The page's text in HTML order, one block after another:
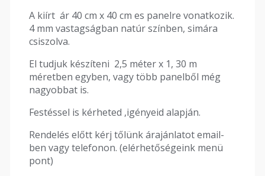
A kiírt ár 40 cm x 40 cm es panelre vonatkozik.
4 mm vastagságban natúr színben, simára
csiszolva.
El tudjuk készíteni 2,5 méter x 1, 30 m
méretben egyben, vagy több panelből még
nagyobbat is.
Festéssel is kérheted ,igényeid alapján.
Rendelés előtt kérj tőlünk árajánlatot email-
ben vagy telefonon. (elérhetőségeink menü
pont)